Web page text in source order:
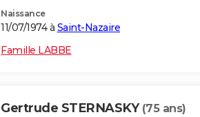
Naissance
11/07/1974 à Saint-Nazaire
Famille LABBE
Gertrude STERNASKY (75 ans)